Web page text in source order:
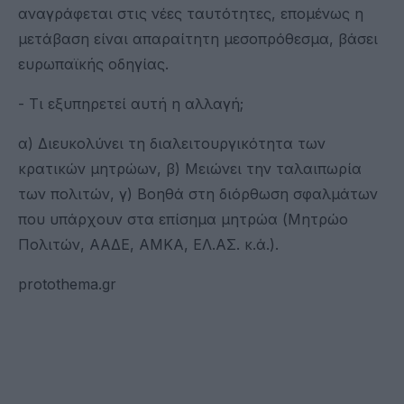
αναγράφεται στις νέες ταυτότητες, επομένως η
μετάβαση είναι απαραίτητη μεσοπρόθεσμα, βάσει
ευρωπαϊκής οδηγίας.
- Τι εξυπηρετεί αυτή η αλλαγή;
α) Διευκολύνει τη διαλειτουργικότητα των
κρατικών μητρώων, β) Μειώνει την ταλαιπωρία
των πολιτών, γ) Βοηθά στη διόρθωση σφαλμάτων
που υπάρχουν στα επίσημα μητρώα (Μητρώο
Πολιτών, ΑΑΔΕ, ΑΜΚΑ, ΕΛ.ΑΣ. κ.ά.).
protothema.gr